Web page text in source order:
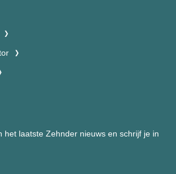
het laatste Zehnder nieuws en schrijf je in